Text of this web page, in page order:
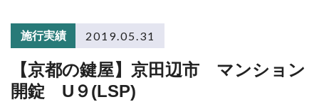
施行実績 2019.05.31
【京都の鍵屋】京田辺市 マンション
開錠 U９(LSP)